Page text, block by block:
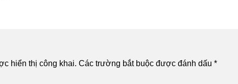
hiển thị công khai. Các trường bắt buộc được đánh dấu *